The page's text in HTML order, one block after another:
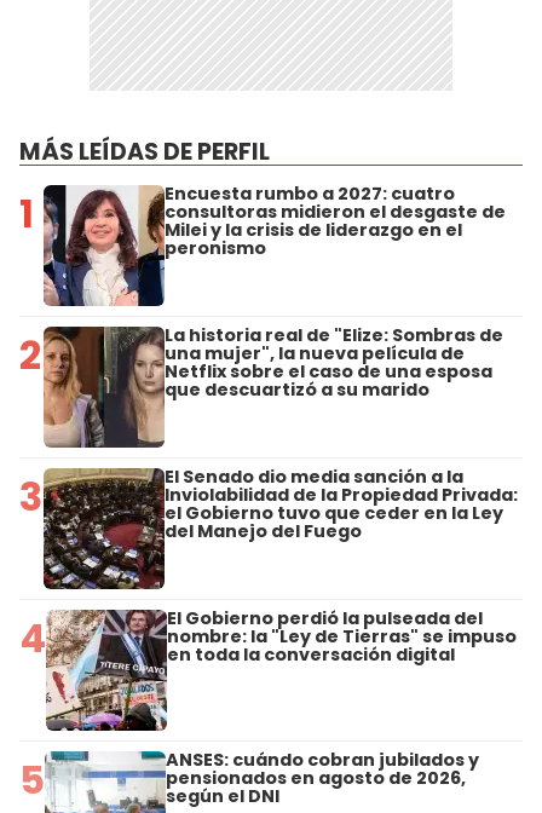
MÁS LEÍDAS DE PERFIL
1 Encuesta rumbo a 2027: cuatro
consultoras midieron el desgaste de
Milei y la crisis de liderazgo en el
peronismo
2 La historia real de "Elize: Sombras de
una mujer", la nueva película de
Netflix sobre el caso de una esposa
que descuartizó a su marido
3 El Senado dio media sanción a la
Inviolabilidad de la Propiedad Privada:
el Gobierno tuvo que ceder en la Ley
del Manejo del Fuego
4 El Gobierno perdió la pulseada del
nombre: la "Ley de Tierras" se impuso
en toda la conversación digital
5 ANSES: cuándo cobran jubilados y
pensionados en agosto de 2026,
según el DNI